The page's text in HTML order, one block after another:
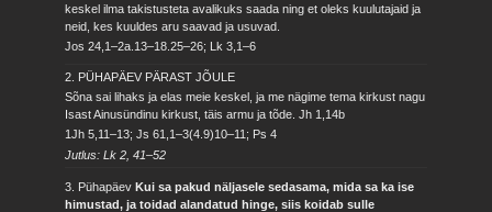
keskel ilma takistusteta avalikuks saada ning et oleks kuulutajaid ja
neid, kes kuuldes aru saavad ja usuvad.
Jos 24,1–2a.13–18.25–26; Lk 3,1–6
2. PÜHAPÄEV PÄRAST JÕULE
Sõna sai lihaks ja elas meie keskel, ja me nägime tema kirkust nagu
Isast Ainusündinu kirkust, täis armu ja tõde.Jh 1,14b
1Jh 5,11–13; Js 61,1–3(4.9)10–11; Ps 4
Jutlus: Lk 2, 41–52
3. PühapäevKui sa pakud näljasele sedasama, mida sa ka ise
himustad, ja toidad alandatud hinge, siis koidab sulle